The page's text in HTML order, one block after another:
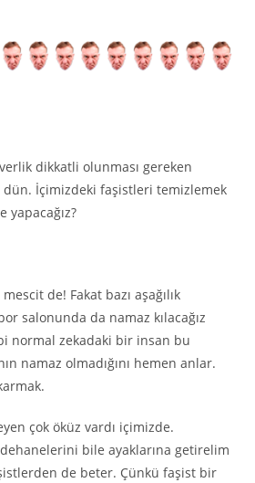
dikkatli olunması gereken
dün. İçimizdeki faşistleri temizlemek
yapacağız?
de! Fakat bazı aşağılık
salonunda da namaz kılacağız
normal zekadaki bir insan bu
namaz olmadığını hemen anlar.
çok öküz vardı içimizde.
bile ayaklarına getirelim
de beter. Çünkü faşist bir